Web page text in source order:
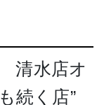
清水店オ
続く店”